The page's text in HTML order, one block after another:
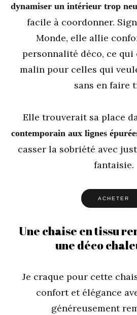
dynamiser un intérieur trop
facile à coordonner.
Monde, elle allie
personnalité déco, ce
malin pour celles qui
sans en faire
Elle trouverait sa place
contemporain aux lignes
casser la sobriété avec
fantaisie.
ACHETER
Une chaise en tissu
une déco
Je craque pour cette
confort et élégance
généreusement